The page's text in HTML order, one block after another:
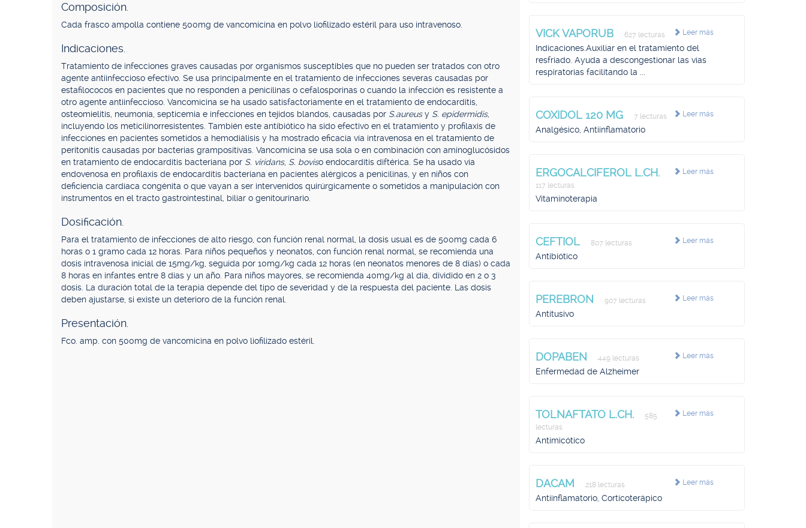
Composición.
Cada frasco ampolla contiene 500mg de vancomicina en polvo liofilizado estéril para uso intravenoso.
Indicaciones.
Tratamiento de infecciones graves causadas por organismos susceptibles que no pueden ser tratados con otro
agente antiinfeccioso efectivo. Se usa principalmente en el tratamiento de infecciones severas causadas por
estafilococos en pacientes que no responden a penicilinas o cefalosporinas o cuando la infección es resistente a
otro agente antiinfeccioso. Vancomicina se ha usado satisfactoriamente en el tratamiento de endocarditis,
osteomielitis, neumonía, septicemia e infecciones en tejidos blandos, causadas por S.aureusy S. epidermidis,
incluyendo los meticilinorresistentes. También este antibiótico ha sido efectivo en el tratamiento y profilaxis de
infecciones en pacientes sometidos a hemodiálisis y ha mostrado eficacia vía intravenosa en el tratamiento de
peritonitis causadas por bacterias grampositivas. Vancomicina se usa sola o en combinación con aminoglucósidos
en tratamiento de endocarditis bacteriana por S. viridans, S. boviso endocarditis diftérica. Se ha usado vía
endovenosa en profilaxis de endocarditis bacteriana en pacientes alérgicos a penicilinas, y en niños con
deficiencia cardíaca congénita o que vayan a ser intervenidos quirúrgicamente o sometidos a manipulación con
instrumentos en el tracto gastrointestinal, biliar o genitourinario.
Dosificación.
Para el tratamiento de infecciones de alto riesgo, con función renal normal, la dosis usual es de 500mg cada 6
horas o 1 gramo cada 12 horas. Para niños pequeños y neonatos, con función renal normal, se recomienda una
dosis intravenosa inicial de 15mg/kg, seguida por 10mg/kg cada 12 horas (en neonatos menores de 8 días) o cada
8 horas en infantes entre 8 días y un año. Para niños mayores, se recomienda 40mg/kg al día, dividido en 2 o 3
dosis. La duración total de la terapia depende del tipo de severidad y de la respuesta del paciente. Las dosis
deben ajustarse, si existe un deterioro de la función renal.
Presentación.
Fco. amp. con 500mg de vancomicina en polvo liofilizado estéril.
Leer más
VICK VAPORUB 627 lecturas
Indicaciones.Auxiliar en el tratamiento del
resfriado. Ayuda a descongestionar las vías
respiratorias facilitando la ...
Leer más
COXIDOL 120 MG 7 lecturas
Analgésico, Antiinflamatorio
Leer más
ERGOCALCIFEROL L.CH.
117 lecturas
Vitaminoterapia
Leer más
CEFTIOL 807 lecturas
Antibiótico
Leer más
PEREBRON 907 lecturas
Antitusivo
Leer más
DOPABEN 449 lecturas
Enfermedad de Alzheimer
Leer más
TOLNAFTATO L.CH.
585
lecturas
Antimicótico
Leer más
DACAM 218 lecturas
Antiinflamatorio, Corticoterápico